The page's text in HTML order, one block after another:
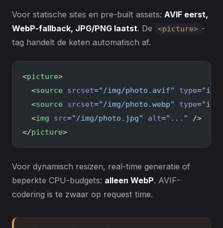
Voor statische sites en pre-built assets: AVIF eerst,
WebP-fallback, JPG/PNG laatst. De <picture> -
tag handelt de keten automatisch af.
<picture>
  <
source srcset="/img/photo.avif" type=
  <
source srcset="/img/photo.webp" type=
  <
img src="/img/photo.jpg" alt="..."
/>
</picture>
Voor dynamisch resizen, real-time generatie of
beperkte CPU-budgets: alleen WebP. AVIF-
codering is te zwaar op request time.